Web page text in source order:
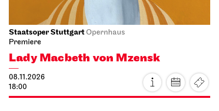
Staatsoper StuttgartOpernhaus
Premiere
Lady Macbeth von Mzensk
08.11.2026
18:00